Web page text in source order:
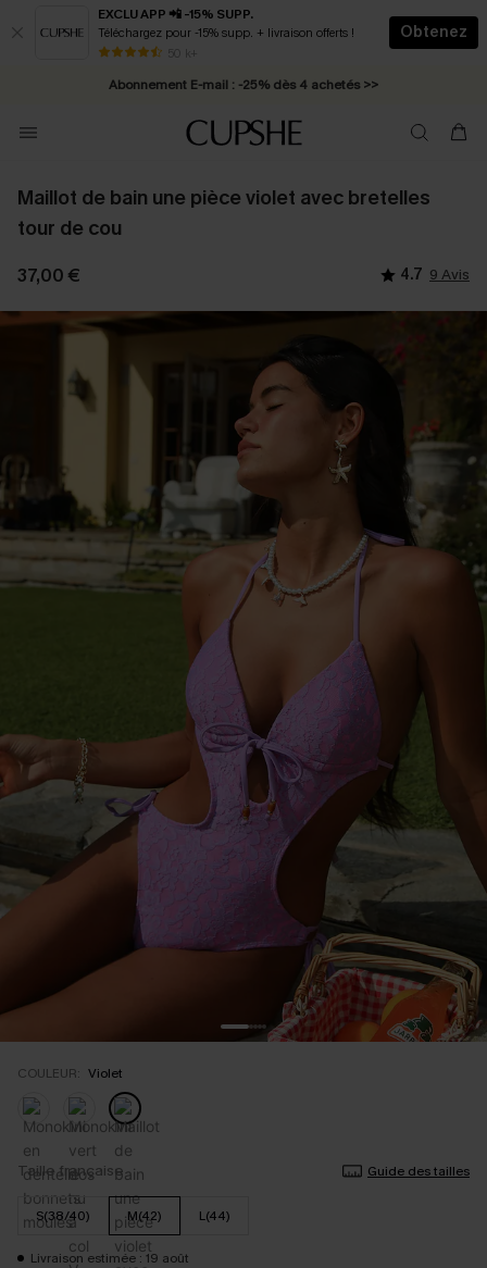
EXCLU APP 📲 -15% SUPP.
Téléchargez pour -15% supp. + livraison offerts !
50 k+
Obtenez
* Livraison éclair 2-3 jours ouvrés >>
Abonnement E-mail : -25% dès 4 achetés >>
Maillot de bain une pièce violet avec bretelles
tour de cou
37,00 € 4.7 9 Avis
COULEUR: Violet
Taille française Guide des tailles
S(38/40) M(42) L(44)
Livraison estimée : 19 août